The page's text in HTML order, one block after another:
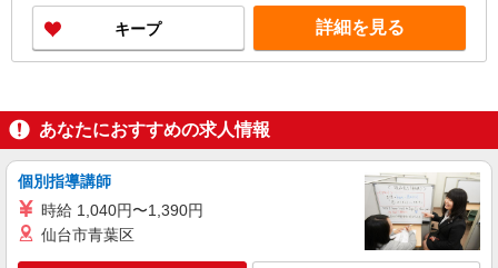
キープ 詳細を見る
あなたにおすすめの求人情報
個別指導講師
時給 1,040円〜1,390円
仙台市青葉区